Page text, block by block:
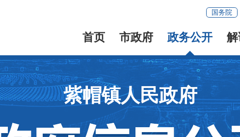
国务院
首页 市政府 政务公开
紫帽镇人民政府